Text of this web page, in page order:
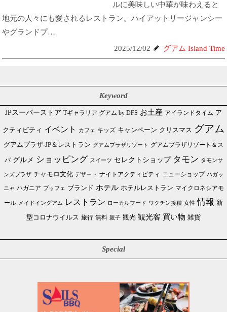
ルに美味しい中華が味わえると
地元の人々にも愛されるレストラン。ハイアットリージャンシー
やグランドプ…
2025/12/02
グアム Island Time
Keyword
JPスーパーストア Tギャラリア グアム by DFS お土産 アイランドタイム ア
クティビティ イベント カフェ キッズ キャンペーン クリスマス グアム
グアムプラザ-JP＆レストラン グアムプラザリゾート グアムプラザリゾート＆ス
パ グルメ ショッピング スイーツ セレクトショップ タモン タモンサ
ンズプラザ チャモロ文化 デザート ナイトアクティビティ ニューショップ ハガッ
ニャ ハガニア ブッフェ ブランド ホテル ホテルレストラン マイクロネシアモ
ール メイドイングアム レストラン ローカルフード ワクチン接種 女性 情報 新
型コロナウイルス 旅行 無料 親子 観光 観光客 買い物 雑貨
Special